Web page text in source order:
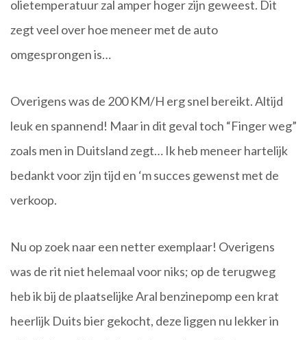
olietemperatuur zal amper hoger zijn geweest. Dit
zegt veel over hoe meneer met de auto
omgesprongen is…
Overigens was de 200 KM/H erg snel bereikt. Altijd
leuk en spannend! Maar in dit geval toch “Finger weg”
zoals men in Duitsland zegt… Ik heb meneer hartelijk
bedankt voor zijn tijd en ‘m succes gewenst met de
verkoop.
Nu op zoek naar een netter exemplaar! Overigens
was de rit niet helemaal voor niks; op de terugweg
heb ik bij de plaatselijke Aral benzinepomp een krat
heerlijk Duits bier gekocht, deze liggen nu lekker in